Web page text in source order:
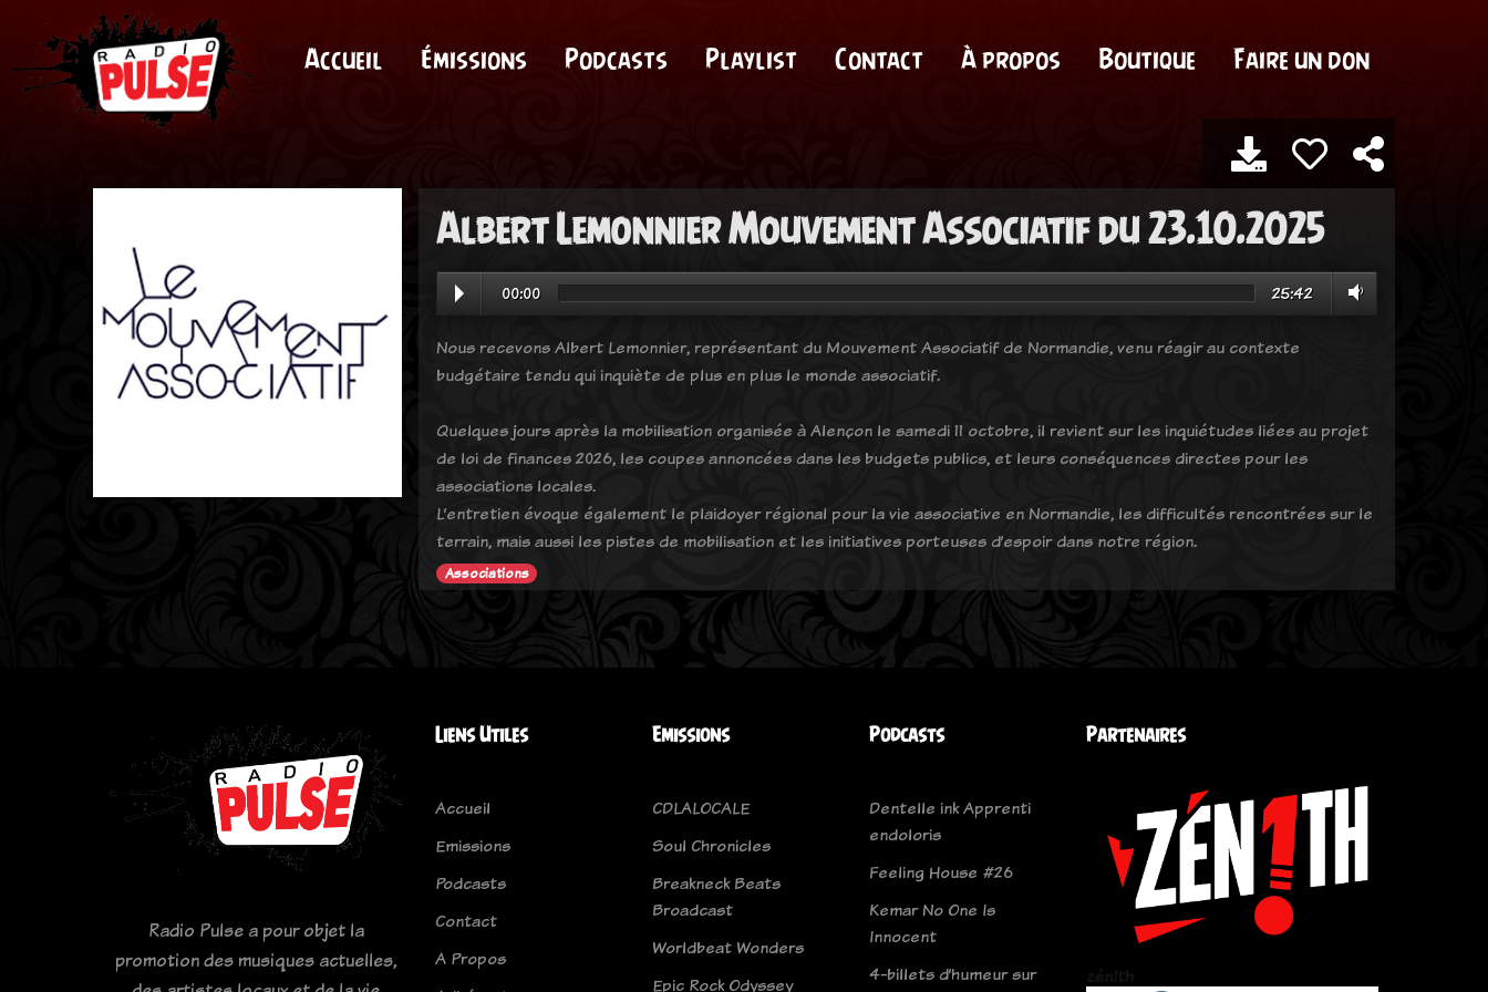
Accueil Émissions Podcasts Playlist Contact À propos Boutique Faire un don
Albert Lemonnier Mouvement Associatif du 23.10.2025
00:00 25:42
Nous recevons Albert Lemonnier, représentant du Mouvement Associatif de Normandie, venu réagir au contexte
budgétaire tendu qui inquiète de plus en plus le monde associatif.
Quelques jours après la mobilisation organisée à Alençon le samedi 11 octobre, il revient sur les inquiétudes liées au projet
de loi de finances 2026, les coupes annoncées dans les budgets publics, et leurs conséquences directes pour les
associations locales.
L’entretien évoque également le plaidoyer régional pour la vie associative en Normandie, les difficultés rencontrées sur le
terrain, mais aussi les pistes de mobilisation et les initiatives porteuses d’espoir dans notre région.
Associations
Radio Pulse a pour objet la
promotion des musiques actuelles,
Liens Utiles
Accueil
Emissions
Podcasts
Contact
A Propos
Emissions
CDLALOCALE
Soul Chronicles
Breakneck Beats
Broadcast
Worldbeat Wonders
Epic Rock Odyssey
Podcasts
Dentelle ink Apprenti
endoloris
Feeling House #26
Kemar No One Is
Innocent
4-billets d’humeur sur
Partenaires